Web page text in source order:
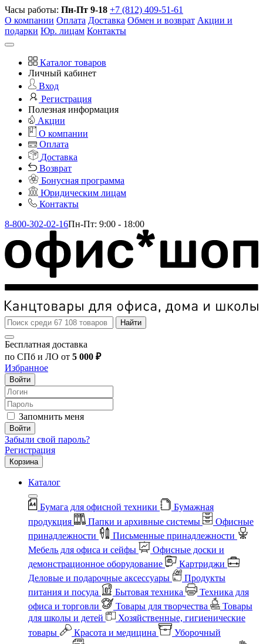
Часы работы: Пн-Пт 9-18 +7 (812) 409-51-61
О компании Оплата Доставка Обмен и возврат Акции и
подарки Юр. лицам Контакты
Каталог товаров
Личный кабинет
Вход
Регистрация
Полезная информация
Акции
О компании
Оплата
Доставка
Возврат
Бонусная программа
Юридическим лицам
Контакты
8-800-302-02-16Пн-Пт: 9:00 - 18:00
Найти
Бесплатная доставка
по СПб и ЛО от 5 000 ₽
Избранное
Войти
Запомнить меня
Войти
Забыли свой пароль?
Регистрация
Корзина
Каталог
Бумага для офисной техники
Бумажная
продукция
Папки и архивные системы
Офисные
принадлежности
Письменные принадлежности
Мебель для офиса и сейфы
Офисные доски и
демонстрационное оборудование
Картриджи
Деловые и подарочные аксессуары
Продукты
питания и посуда
Бытовая техника
Техника для
офиса и торговли
Товары для творчества
Товары
для школы и детей
Хозяйственные, гигиенические
товары
Красота и медицина
Уборочный